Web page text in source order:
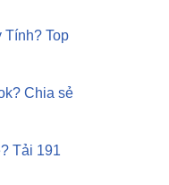
Tính? Top
Chia sẻ
Tải 191